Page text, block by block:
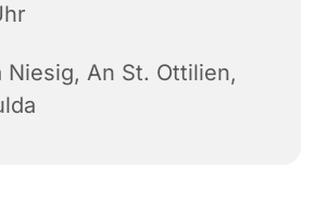
Niesig, An St. Ottilien,